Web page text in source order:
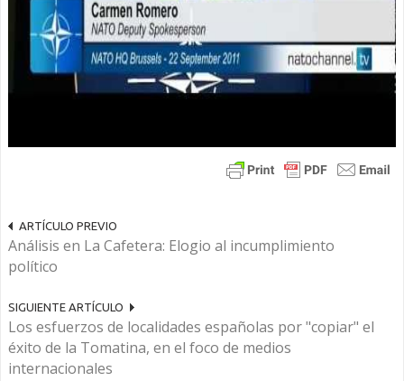
ARTÍCULO PREVIO
Análisis en La Cafetera: Elogio al incumplimiento
político
SIGUIENTE ARTÍCULO
Los esfuerzos de localidades españolas por "copiar" el
éxito de la Tomatina, en el foco de medios
internacionales